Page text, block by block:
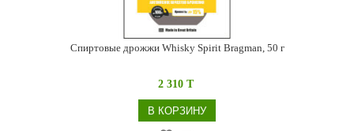
Спиртовые дрожжи Whisky Spirit Bragman, 50 г
2 310 T
В КОРЗИНУ